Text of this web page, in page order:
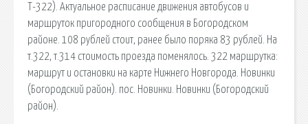
Т-322). Актуальное расписание движения автобусов и
маршруток пригородного сообщения в Богородском
районе. 108 рублей стоит, ранее было поряка 83 рублей. На
т.322, т.314 стоимость проезда поменялось. 322 маршрутка:
маршрут и остановки на карте Нижнего Новгорода. Новинки
(Богородский район). пос. Новинки. Новинки (Богородский
район).